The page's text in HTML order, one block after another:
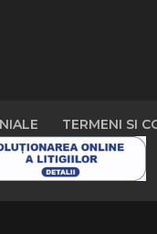
TERMENI SI